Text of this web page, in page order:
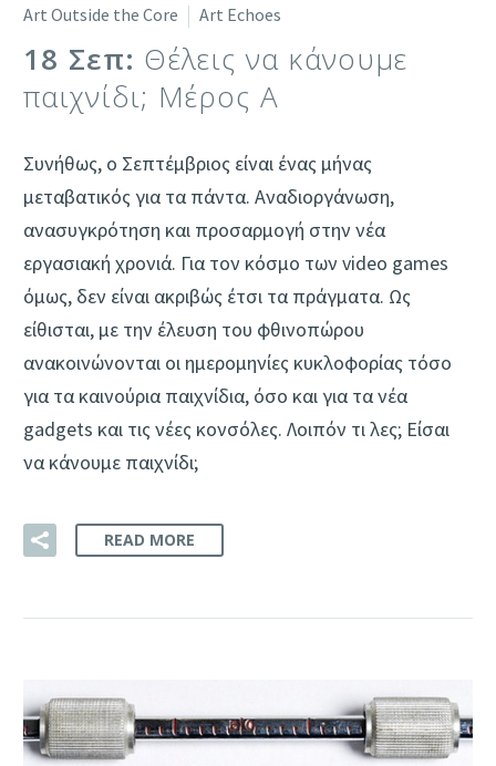
Art Outside the Core
Art Echoes
18 Σεπ: Θέλεις να κάνουμε
παιχνίδι; Μέρος Α
Συνήθως, ο Σεπτέμβριος είναι ένας μήνας
μεταβατικός για τα πάντα. Αναδιοργάνωση,
ανασυγκρότηση και προσαρμογή στην νέα
εργασιακή χρονιά. Για τον κόσμο των video games
όμως, δεν είναι ακριβώς έτσι τα πράγματα. Ως
είθισται, με την έλευση του φθινοπώρου
ανακοινώνονται οι ημερομηνίες κυκλοφορίας τόσο
για τα καινούρια παιχνίδια, όσο και για τα νέα
gadgets και τις νέες κονσόλες. Λοιπόν τι λες; Είσαι
να κάνουμε παιχνίδι;
READ MORE